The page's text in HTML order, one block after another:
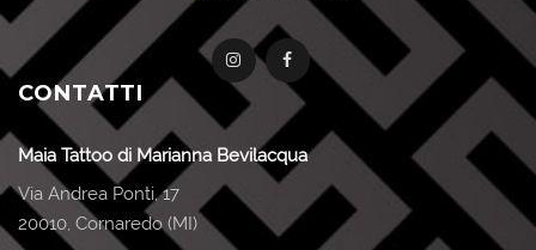
CONTATTI
Maia Tattoo di Marianna Bevilacqua
Via Andrea Ponti, 17
20010, Cornaredo (MI)